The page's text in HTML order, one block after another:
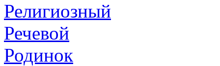
Религиозный
Речевой
Родинок